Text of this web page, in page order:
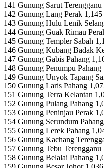
141 Gunung Sarut Terengganu
142 Gunung Lang Perak 1,145
143 Gunung Hulu Lenik
144 Gunung Guak Rimau
145 Gunung Templer Sabah
146 Gunung Kubang Badak
147 Gunung Gabis Pahang
148 Gunung Penumpu Pahang
149 Gunung Unyok Tapang
150 Gunung Laris Pahang
151 Gunung Terra Kelantan
152 Gunung Pulang Pahang
153 Gunung Peninjau Perak
154 Gunung Serundum
155 Gunung Lerek Pahang
156 Gunung Kachang
157 Gunung Tebu Terengganu
158 Gunung Belalai Pahang
159 Gunung Besar Johor 1,036